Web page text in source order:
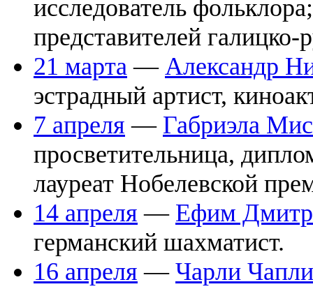
исследователь
представителей
21 марта — Александр
эстрадный артист,
7 апреля — Габриэла
просветительница,
лауреат Нобелевской
14 апреля — Ефим
германский шахматист.
16 апреля — Чарли